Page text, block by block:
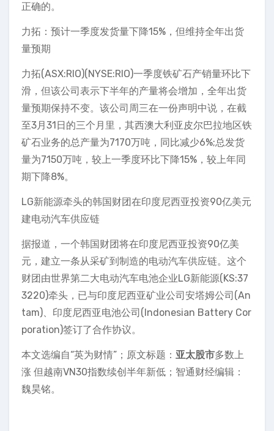
正确的。
力拓：预计一季度发货量下降15%，但维持全年出货
量预期
力拓(ASX:RIO)(NYSE:RIO)一季度铁矿石产销量环比下
滑，但该公司表示下半年的产量将会增加，全年出货
量预期保持不变。该公司周三在一份声明中说，在截
至3月31日的三个月里，其西澳大利亚皮尔巴拉地区铁
矿石业务的总产量为7170万吨，同比减少6%;总发货
量为7150万吨，较上一季度环比下降15%，较上年同
期下降8%。
LG新能源牵头的韩国财团在印度尼西亚投资90亿美元
建电动汽车供应链
据报道，一个韩国财团将在印度尼西亚投资90亿美
元，建立一条从采矿到制造的电动汽车供应链。这个
财团由世界第二大电动汽车电池企业LG新能源(KS:37
3220)牵头，已与印度尼西亚矿业公司安塔姆公司(An
tam)、印度尼西亚电池公司(Indonesian Battery Cor
poration)签订了合作协议。
本文选编自“英为财情”；原文标题： 亚太股市多数上
涨 但越南VN30指数续创半年新低；智通财经编辑：
魏昊铭。